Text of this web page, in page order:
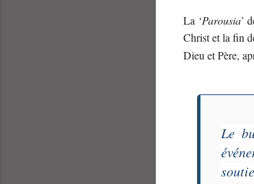
La ‘Parousia’
Christ et la fin
Dieu et Père,
Le